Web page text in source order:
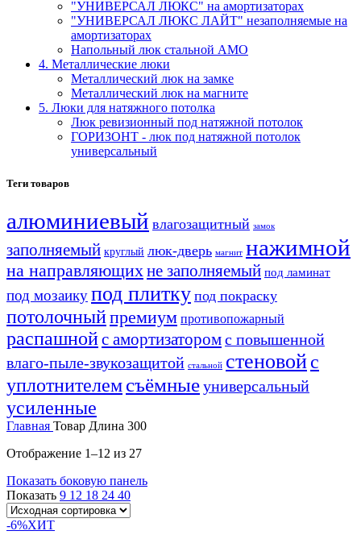
"УНИВЕРСАЛ ЛЮКС" на амортизаторах
"УНИВЕРСАЛ ЛЮКС ЛАЙТ" незаполняемые на
амортизаторах
Напольный люк стальной АМО
4. Металлические люки
Металлический люк на замке
Металлический люк на магните
5. Люки для натяжного потолка
Люк ревизионный под натяжной потолок
ГОРИЗОНТ - люк под натяжной потолок
универсальный
Теги товаров
алюминиевый влагозащитный замок
заполняемый круглый люк-дверь магнит нажимной
на направляющихне заполняемый под ламинат
под мозаикупод плитку под покраску
потолочныйпремиум противопожарный
распашнойс амортизаторомс повышенной
влаго-пыле-звукозащитой стальной стеновойс
уплотнителемсъёмныеуниверсальный
усиленные
Главная Товар Длина 300
Отображение 1–12 из 27
Показать боковую панель
Показать 9 12 18 24 40
-6%ХИТ